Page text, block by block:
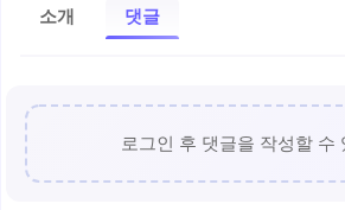
소개 댓글
로그인 후 댓글을 작성할 수